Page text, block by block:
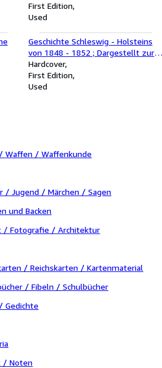
durch Privaterziehung in Familien,
nebst ihrem Erfolg binnen vierzig
First Edition
Used
Geschichte Schleswig - Holsteins
von 1848 - 1852 ; Dargestellt zur
Nutzanwendung für ' s Volk
Hardcover
First Edition
Used
Waffen / Waffenkunde
/ Jugend / Märchen / Sagen
und Backen
/ Fotografie / Architektur
/ Reichskarten / Kartenmaterial
/ Fibeln / Schulbücher
Gedichte
/ Noten